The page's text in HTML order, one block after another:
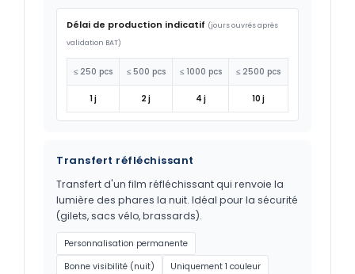
Délai de production indicatif (jours ouvrés après
validation BAT)
≤ 250 pcs ≤ 500 pcs ≤ 1000 pcs ≤ 2500 pcs
1 j 2 j 4 j 10 j
Transfert réfléchissant
Transfert d'un film réfléchissant qui renvoie la
lumière des phares la nuit. Idéal pour la sécurité
(gilets, sacs vélo, brassards).
Personnalisation permanente
Bonne visibilité (nuit)
Uniquement 1 couleur